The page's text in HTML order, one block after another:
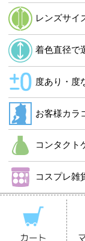
レンズサイ
着色直径で
度あり・度
お客様カラ
コンタクト
コスプレ雑